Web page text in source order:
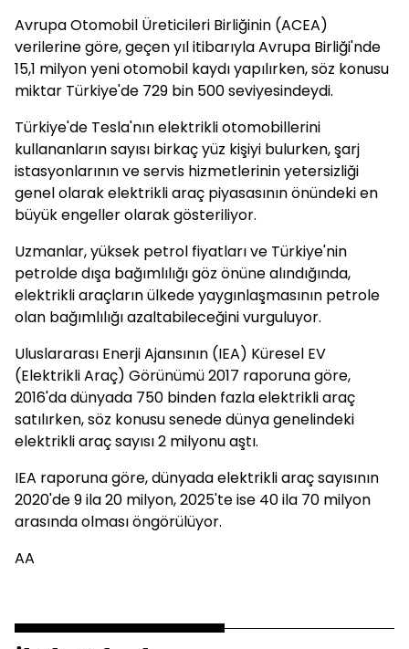
Avrupa Otomobil Üreticileri Birliğinin (ACEA)
verilerine göre, geçen yıl itibarıyla Avrupa Birliği'nde
15,1 milyon yeni otomobil kaydı yapılırken, söz konusu
miktar Türkiye'de 729 bin 500 seviyesindeydi.
Türkiye'de Tesla'nın elektrikli otomobillerini
kullananların sayısı birkaç yüz kişiyi bulurken, şarj
istasyonlarının ve servis hizmetlerinin yetersizliği
genel olarak elektrikli araç piyasasının önündeki en
büyük engeller olarak gösteriliyor.
Uzmanlar, yüksek petrol fiyatları ve Türkiye'nin
petrolde dışa bağımlılığı göz önüne alındığında,
elektrikli araçların ülkede yaygınlaşmasının petrole
olan bağımlılığı azaltabileceğini vurguluyor.
Uluslararası Enerji Ajansının (IEA) Küresel EV
(Elektrikli Araç) Görünümü 2017 raporuna göre,
2016'da dünyada 750 binden fazla elektrikli araç
satılırken, söz konusu senede dünya genelindeki
elektrikli araç sayısı 2 milyonu aştı.
IEA raporuna göre, dünyada elektrikli araç sayısının
2020'de 9 ila 20 milyon, 2025'te ise 40 ila 70 milyon
arasında olması öngörülüyor.
AA